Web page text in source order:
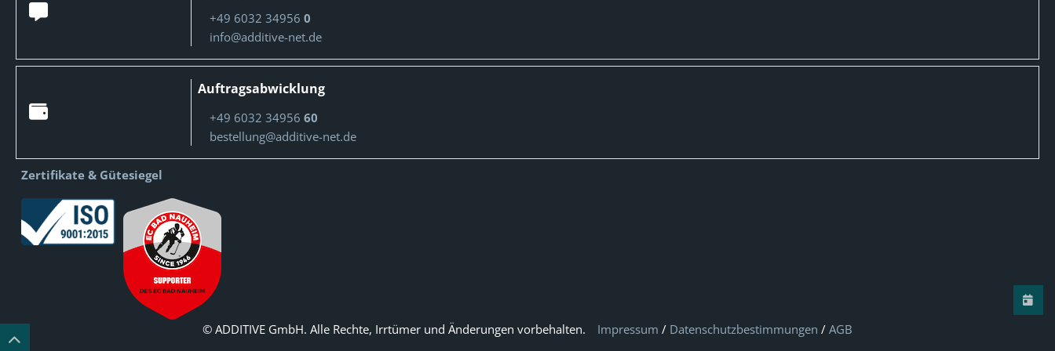
+49 6032 349560
info@additive-net.de
Auftragsabwicklung
+49 6032 3495660
bestellung@additive-net.de
Zertifikate & Gütesiegel
© ADDITIVE GmbH. Alle Rechte, Irrtümer und Änderungen vorbehalten. Impressum / Datenschutzbestimmungen /AGB